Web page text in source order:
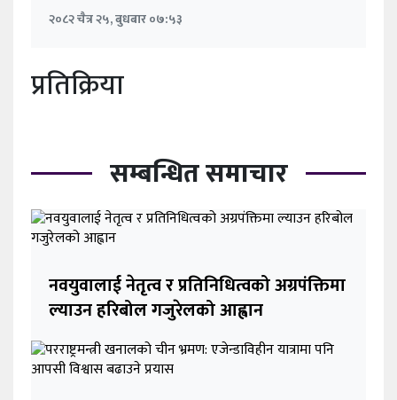
२०८२ चैत्र २५, बुधबार ०७:५३
प्रतिक्रिया
सम्बन्धित समाचार
नवयुवालाई नेतृत्व र प्रतिनिधित्वको अग्रपंक्तिमा
ल्याउन हरिबोल गजुरेलको आह्वान